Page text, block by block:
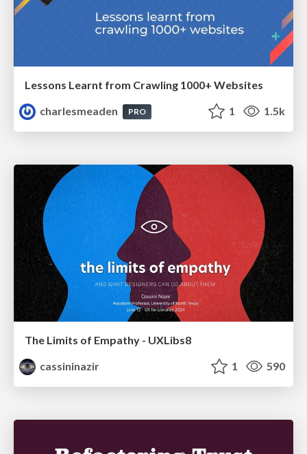
Lessons Learnt from Crawling 1000+ Websites
charlesmeaden
PRO 1 1.5k
The Limits of Empathy - UXLibs8
cassininazir
1 590